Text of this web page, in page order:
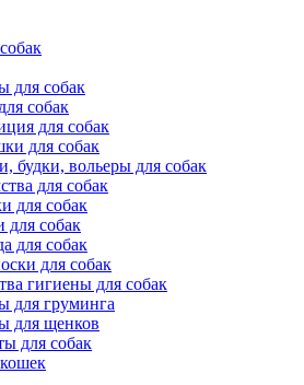
для собак
собак
для собак
для собак
будки, вольеры для собак
для собак
для собак
для собак
для собак
для собак
гигиены для собак
для груминга
для щенков
для собак